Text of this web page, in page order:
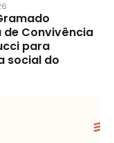
de Convivência
para
social do